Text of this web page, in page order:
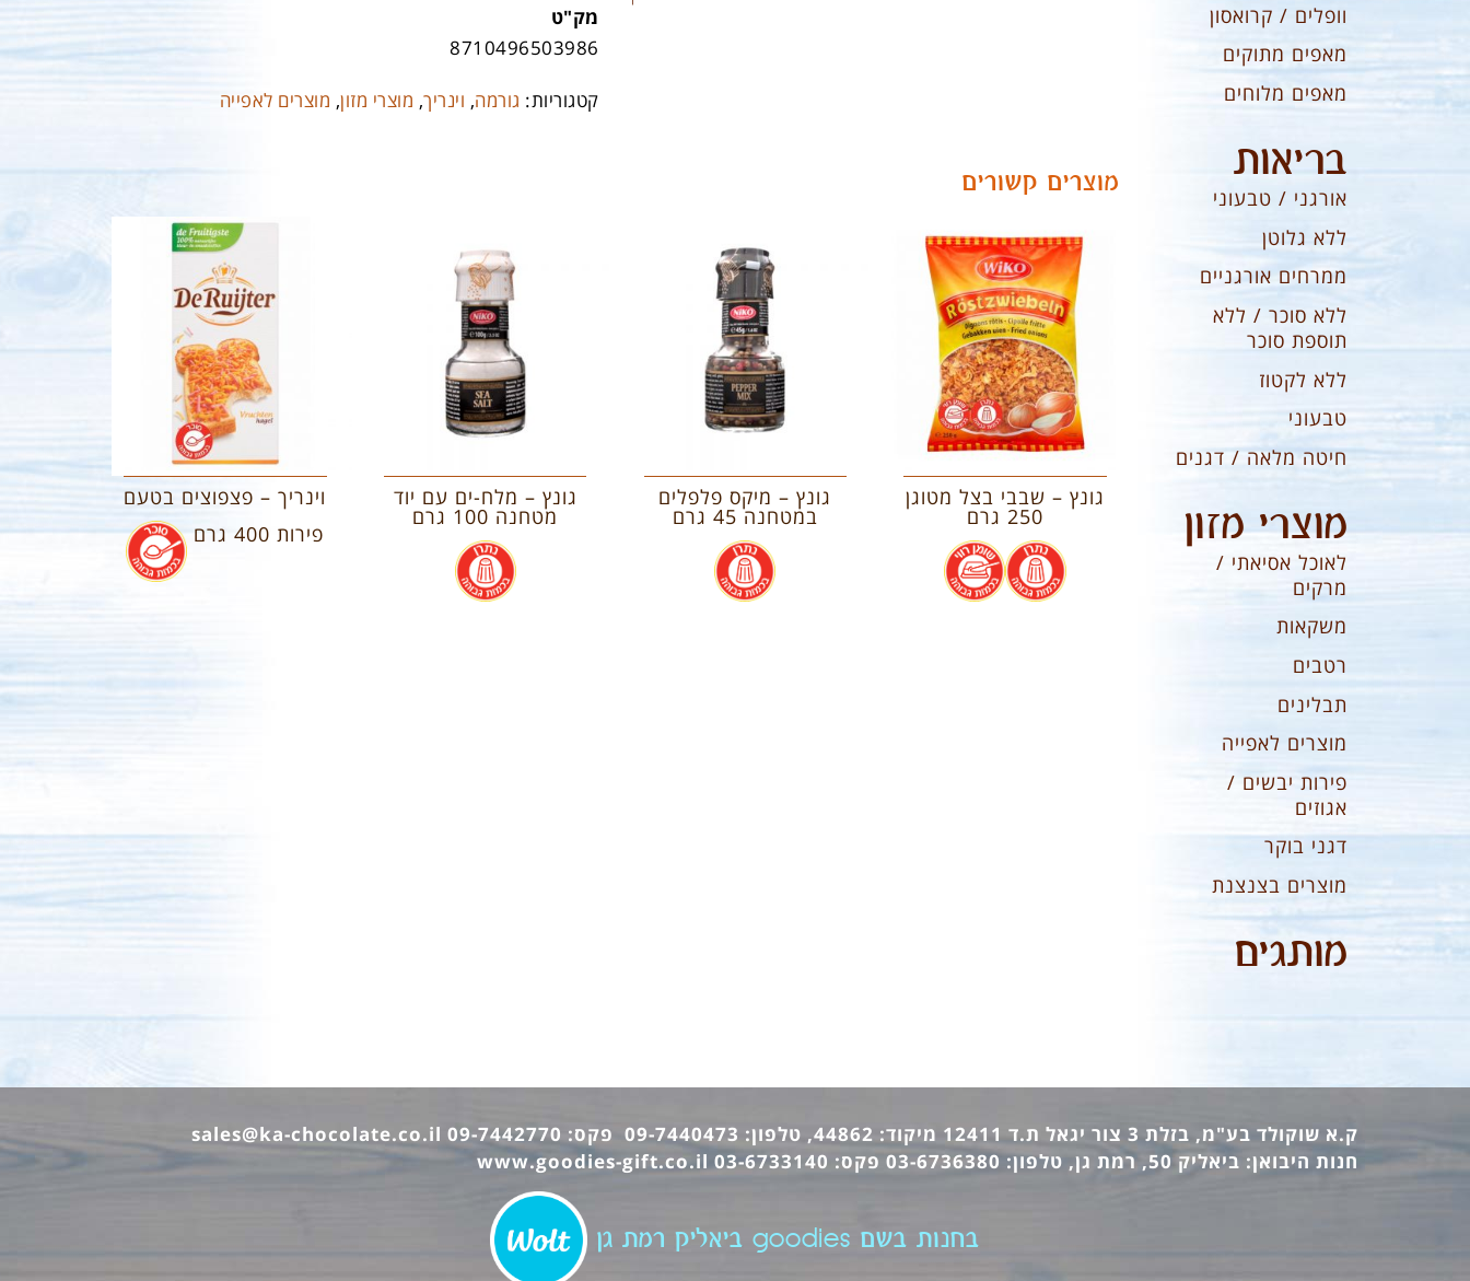
מק"ט
8710496503986
קטגוריות: גורמה, וינריך, מוצרי מזון, מוצרים לאפייה
מוצרים קשורים
גונץ – שבבי בצל מטוגן
250 גרם
.
.
גונץ – מיקס פלפלים
במטחנה 45 גרם
.
גונץ – מלח-ים עם יוד
מטחנה 100 גרם
.
וינריך – פצפוצים בטעם
פירות 400 גרם
.
וופלים / קרואסון
מאפים מתוקים
מאפים מלוחים
בריאות
אורגני / טבעוני
ללא גלוטן
ממרחים אורגניים
ללא סוכר / ללא
תוספת סוכר
ללא לקטוז
טבעוני
חיטה מלאה / דגנים
מוצרי מזון
לאוכל אסיאתי /
מרקים
משקאות
רטבים
תבלינים
מוצרים לאפייה
פירות יבשים /
אגוזים
דגני בוקר
מוצרים בצנצנת
מותגים
ק.א שוקולד בע"מ, בזלת 3 צור יגאל ת.ד 12411 מיקוד: 44862, טלפון: 09-7440473 פקס: 09-7442770
sales@ka-chocolate.co.il
חנות היבואן: ביאליק 50, רמת גן, טלפון: 03-6736380 פקס: 03-6733140
www.goodies-gift.co.il
בחנות בשם goodies ביאליק רמת גן